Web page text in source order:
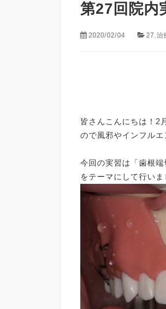
第27回院内
2020/02/04 27.治
皆さんこんにちは！2
ので風邪やインフル
今回の実習は「歯根
をテーマにして行いま